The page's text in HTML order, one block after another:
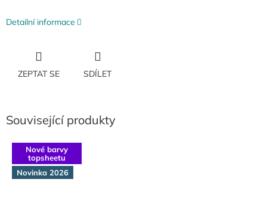
Detailní informace
ZEPTAT SE SDÍLET
Související produkty
Nové barvy
topsheetu
Novinka 2026